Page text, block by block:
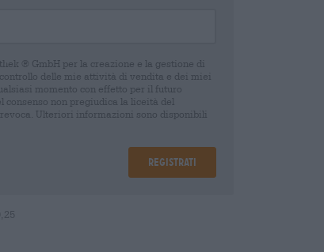
® GmbH per la creazione e la gestione di
delle mie attività di vendita e dei miei
momento con effetto per il futuro
consenso non pregiudica la liceità del
Ulteriori informazioni sono disponibili
Registrati